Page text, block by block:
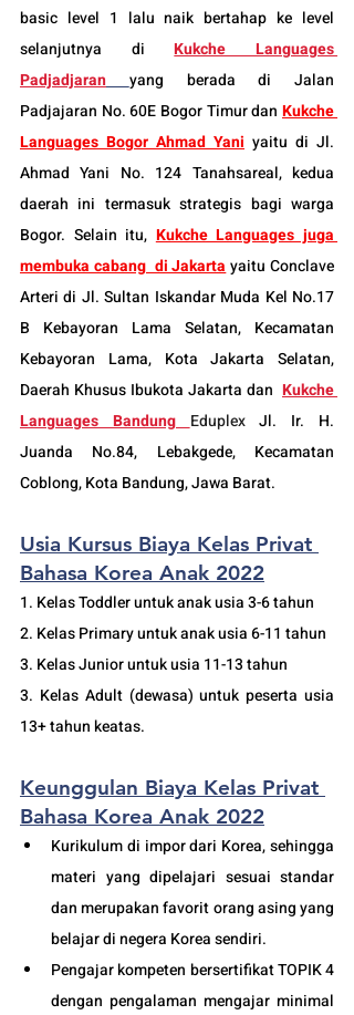
basic level 1 lalu naik bertahap ke level
selanjutnya di Kukche Languages
Padjadjaran
yang berada di Jalan
Padjajaran No. 60E Bogor Timur dan Kukche
Languages Bogor Ahmad Yani yaitu di Jl.
Ahmad Yani No. 124 Tanahsareal, kedua
daerah ini termasuk strategis bagi warga
Bogor. Selain itu, Kukche Languages juga
membuka cabang  di Jakarta yaitu Conclave
Arteri di Jl. Sultan Iskandar Muda Kel No.17
B Kebayoran Lama Selatan, Kecamatan
Kebayoran Lama, Kota Jakarta Selatan,
Daerah Khusus Ibukota Jakarta dan Kukche
Languages Bandung Eduplex Jl. Ir. H.
Juanda No.84, Lebakgede, Kecamatan
Coblong, Kota Bandung, Jawa Barat.
Usia Kursus Biaya Kelas Privat
Bahasa Korea Anak 2022
1. Kelas Toddler untuk anak usia 3-6 tahun
2. Kelas Primary untuk anak usia 6-11 tahun
3. Kelas Junior untuk usia 11-13 tahun
3. Kelas Adult (dewasa) untuk peserta usia
13+ tahun keatas.
Keunggulan Biaya Kelas Privat
Bahasa Korea Anak 2022
Kurikulum di impor dari Korea, sehingga
materi yang dipelajari sesuai standar
dan merupakan favorit orang asing yang
belajar di negera Korea sendiri.
Pengajar kompeten bersertifikat TOPIK 4
dengan pengalaman mengajar minimal